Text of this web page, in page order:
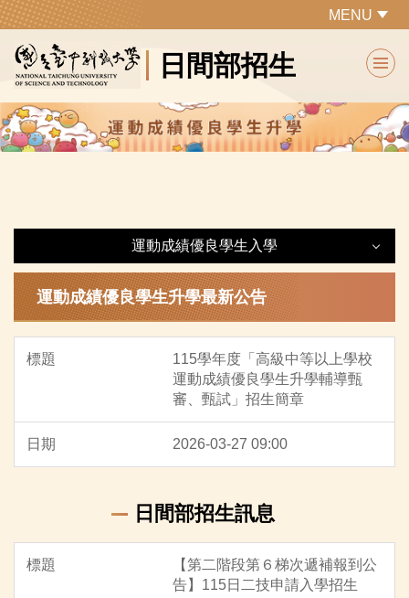
跳
主
要
內
容
區
日間部招生
MENU
運動成績優良學生入學
運動成績優良學生入學
各系所特色及課程規劃
招生名額
運動成績優良學生升學最新公告
115學年度「高級中等以上學校
運動成績優良學生升學輔導甄
審、甄試」招生簡章
2026-03-27 09:00
日間部招生訊息
【第二階段第６梯次遞補報到公
告】115日二技申請入學招生